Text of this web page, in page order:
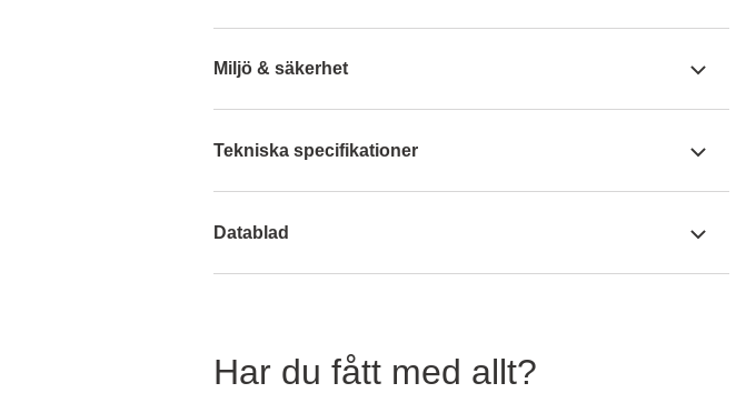
Miljö & säkerhet
Tekniska specifikationer
Datablad
Har du fått med allt?